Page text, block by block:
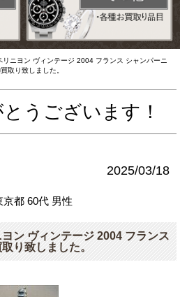
リニヨン ヴィンテージ 2004 フランス シャンパーニ
取り致しました。
うございます！
2025/03/18
京都 60代 男性
ヨン ヴィンテージ 2004 フランス
り致しました。